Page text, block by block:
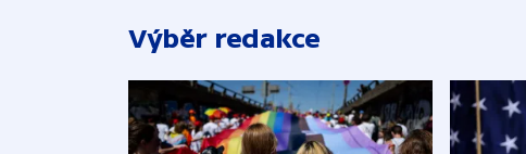
Výběr redakce